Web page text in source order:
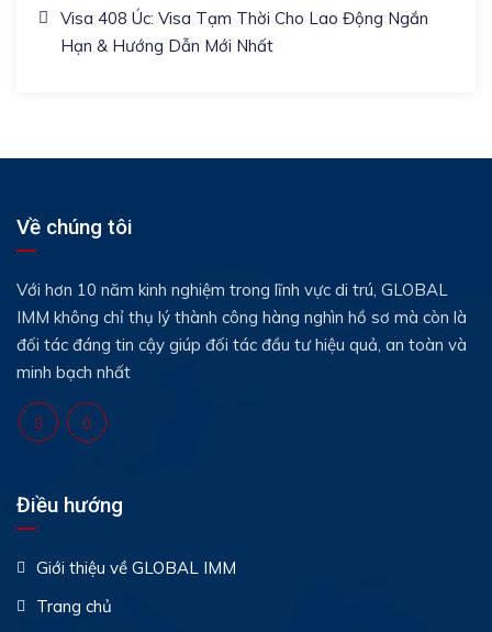
Visa 408 Úc: Visa Tạm Thời Cho Lao Động Ngắn
Hạn & Hướng Dẫn Mới Nhất
Về chúng tôi
Với hơn 10 năm kinh nghiệm trong lĩnh vực di trú, GLOBAL
IMM không chỉ thụ lý thành công hàng nghìn hồ sơ mà còn là
đối tác đáng tin cậy giúp đối tác đầu tư hiệu quả, an toàn và
minh bạch nhất
Điều hướng
Giới thiệu về GLOBAL IMM
Trang chủ